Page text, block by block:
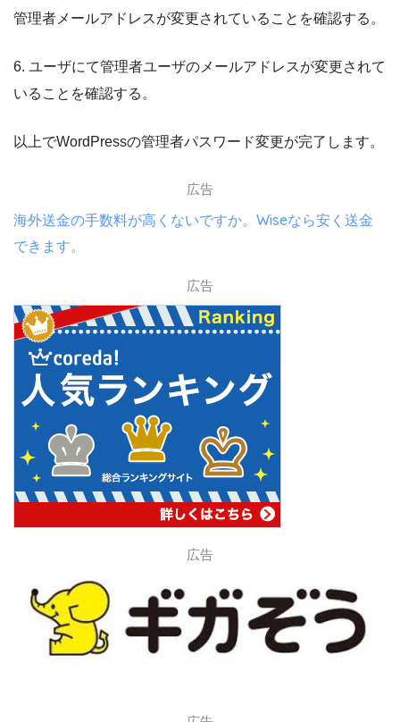
管理者メールアドレスが変更されていることを確認する。
6. ユーザにて管理者ユーザのメールアドレスが変更されて
いることを確認する。
以上でWordPressの管理者パスワード変更が完了します。
広告
海外送金の手数料が高くないですか。Wiseなら安く送金
できます。
広告
広告